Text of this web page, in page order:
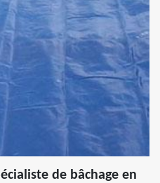
de bâchage en